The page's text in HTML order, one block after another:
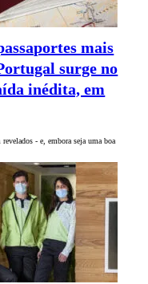
mais
surge no
inédita, em
- e, embora seja uma boa